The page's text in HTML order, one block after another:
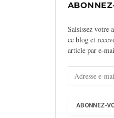
Saisissez votre
ce blog et
article par e-
ABONNEZ-